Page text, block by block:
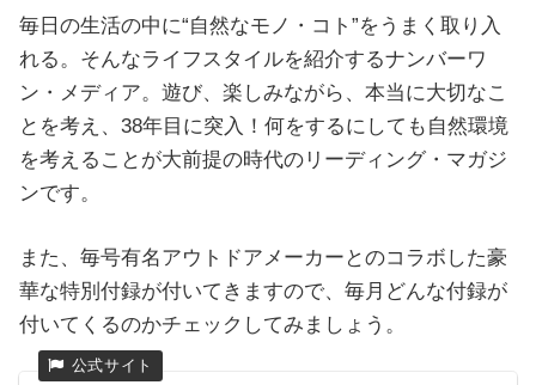
毎日の生活の中に“自然なモノ・コト”をうまく取り入
れる。そんなライフスタイルを紹介するナンバーワ
ン・メディア。遊び、楽しみながら、本当に大切なこ
とを考え、38年目に突入！何をするにしても自然環境
を考えることが大前提の時代のリーディング・マガジ
ンです。
また、毎号有名アウトドアメーカーとのコラボした豪
華な特別付録が付いてきますので、毎月どんな付録が
付いてくるのかチェックしてみましょう。